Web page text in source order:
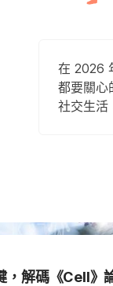
在 2026
都要關心
社交生活
，解碼《Cell》